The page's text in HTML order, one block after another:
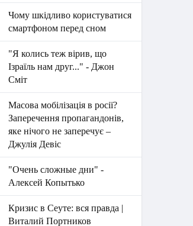
Чому шкідливо користуватися
смартфоном перед сном
"Я колись теж вірив, що
Ізраїль нам друг..." - Джон
Сміт
Масова мобілізація в росії?
Заперечення пропагандонів,
яке нічого не заперечує –
Джулія Девіс
"Очень сложные дни" -
Алексей Копытько
Кризис в Сеуте: вся правда |
Виталий Портников